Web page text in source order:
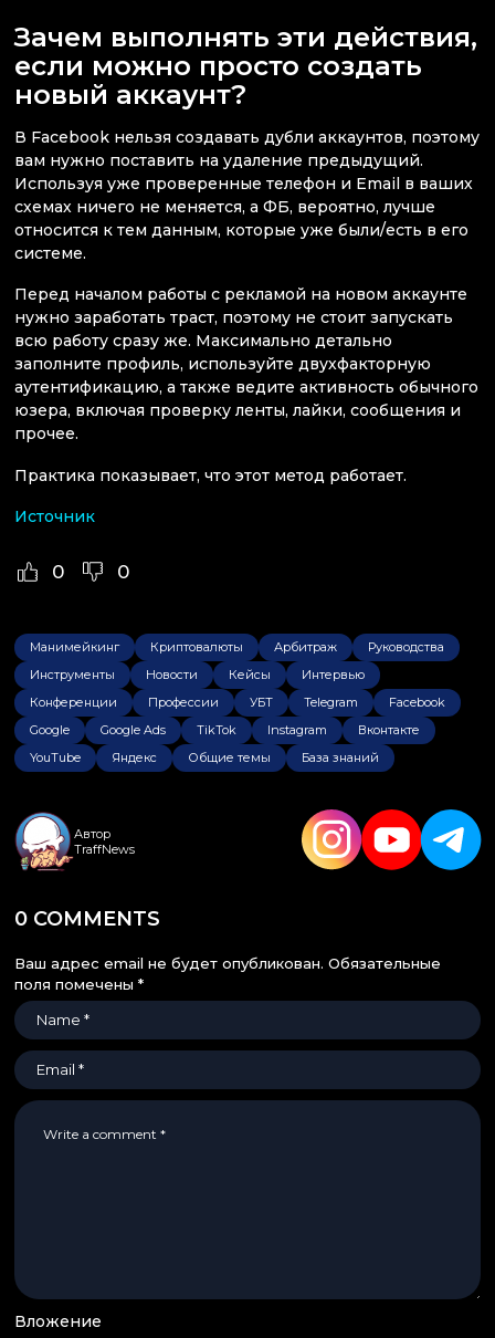
Зачем выполнять эти действия,
если можно просто создать
новый аккаунт?
В Facebook нельзя создавать дубли аккаунтов, поэтому
вам нужно поставить на удаление предыдущий.
Используя уже проверенные телефон и Email в ваших
схемах ничего не меняется, а ФБ, вероятно, лучше
относится к тем данным, которые уже были/есть в его
системе.
Перед началом работы с рекламой на новом аккаунте
нужно заработать траст, поэтому не стоит запускать
всю работу сразу же. Максимально детально
заполните профиль, используйте двухфакторную
аутентификацию, а также ведите активность обычного
юзера, включая проверку ленты, лайки, сообщения и
прочее.
Практика показывает, что этот метод работает.
Источник
0 0
Манимейкинг Криптовалюты Арбитраж
Руководства
Инструменты
Новости Кейсы
Интервью
Конференции
Профессии УБТ Telegram
Facebook
Google
Google Ads TikTok Instagram
Вконтакте
YouTube
Яндекс Общие темы База знаний
Автор
TraffNews
0 COMMENTS
Ваш адрес email не будет опубликован. Обязательные
поля помечены *
Вложение